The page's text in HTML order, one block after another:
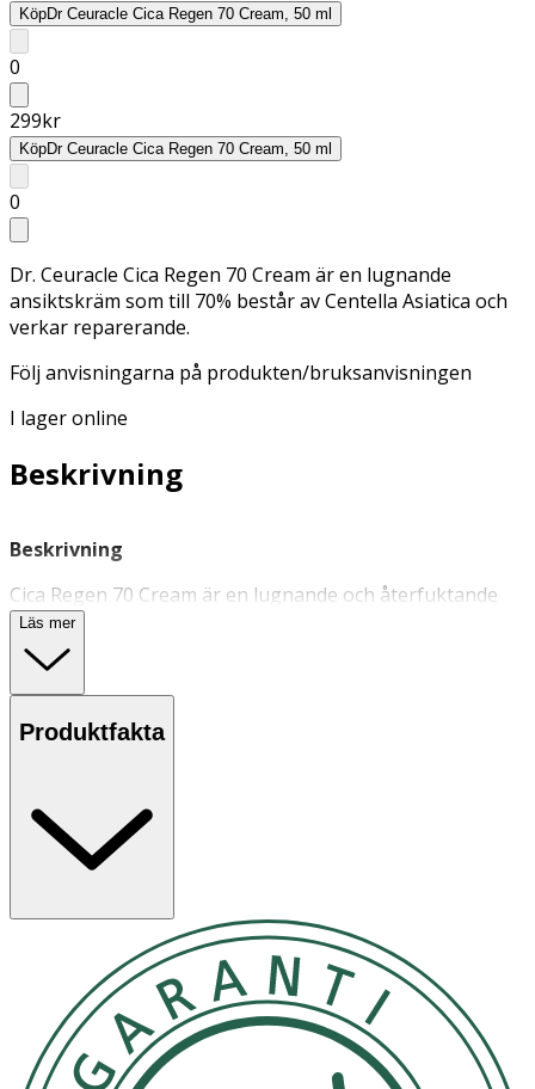
KöpDr Ceuracle Cica Regen 70 Cream, 50 ml
0
299kr
KöpDr Ceuracle Cica Regen 70 Cream, 50 ml
0
Dr. Ceuracle Cica Regen 70 Cream är en lugnande
ansiktskräm som till 70% består av Centella Asiatica och
verkar reparerande.
Följ anvisningarna på produkten/bruksanvisningen
I lager online
Beskrivning
Beskrivning
Cica Regen 70 Cream är en lugnande och återfuktande
ansiktskräm
reparerar huden. Innehåller panthenol (Vitamin B5) och
madekassosid som stödjer hudens naturliga
reparationsförmåga, samt bildar en fuktbarriär som
skyddar mot skadliga faktorer. Krämen innehåller även
och energi.
Användning
- Pumpa ut en lämplig mängd i handen och massera in
jämnt i hela ansiktet.
- Förvara svalt och torrt och ej i direkt solljus.
Innehåll
Läs mer
Produktfakta